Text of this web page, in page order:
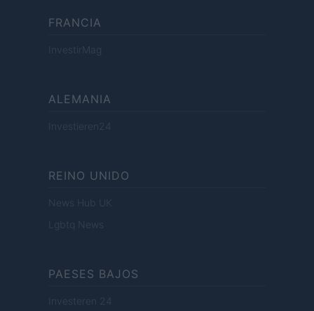
FRANCIA
InvestirMag
ALEMANIA
Investieren24
REINO UNIDO
News Hub UK
Lgbtq News
PAESES BAJOS
Investeren 24